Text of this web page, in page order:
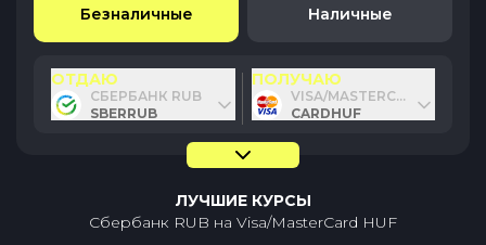
Безналичные Наличные
ОТДАЮ
СБЕРБАНК RUB
SBERRUB
ПОЛУЧАЮ
VISA/MASTERCARD HUF
CARDHUF
ЛУЧШИЕ КУРСЫ
Сбербанк RUB на Visa/MasterCard HUF